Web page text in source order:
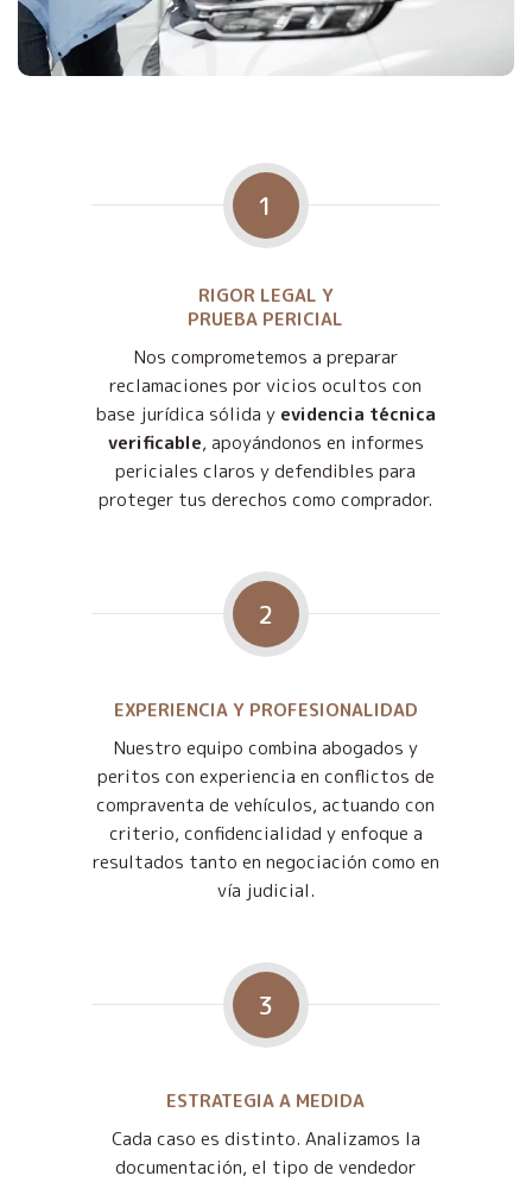
1
RIGOR LEGAL Y
PRUEBA PERICIAL
Nos comprometemos a preparar
reclamaciones por vicios ocultos con
base jurídica sólida y evidencia técnica
verificable, apoyándonos en informes
periciales claros y defendibles para
proteger tus derechos como comprador.
2
EXPERIENCIA Y PROFESIONALIDAD
Nuestro equipo combina abogados y
peritos con experiencia en conflictos de
compraventa de vehículos, actuando con
criterio, confidencialidad y enfoque a
resultados tanto en negociación como en
vía judicial.
3
ESTRATEGIA A MEDIDA
Cada caso es distinto. Analizamos la
documentación, el tipo de vendedor